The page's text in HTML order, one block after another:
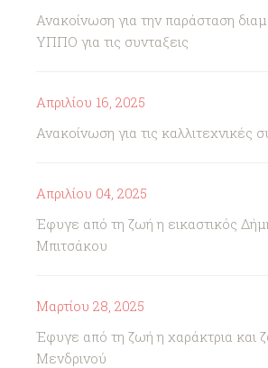
Ανακοίνωση για την παράσταση
ΥΠΠΟ για τις συνταξεις
Απριλίου 16, 2025
Ανακοίνωση για τις καλλιτεχνικές
Απριλίου 04, 2025
Έφυγε από τη ζωή η εικαστικός
Μπιτσάκου
Μαρτίου 28, 2025
Έφυγε από τη ζωή η χαράκτρια και
Μενδρινού